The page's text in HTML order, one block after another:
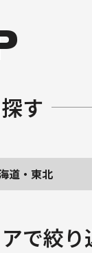
す
道・東北
で絞り